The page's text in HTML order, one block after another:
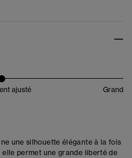
ajusté Grand
une silhouette élégante à la fois
permet une grande liberté de